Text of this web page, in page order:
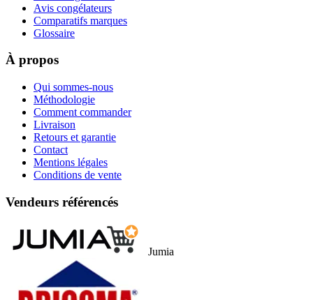
Avis congélateurs
Comparatifs marques
Glossaire
À propos
Qui sommes-nous
Méthodologie
Comment commander
Livraison
Retours et garantie
Contact
Mentions légales
Conditions de vente
Vendeurs référencés
Jumia